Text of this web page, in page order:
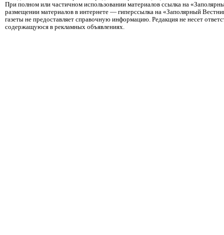
При полном или частичном использовании материалов ссылка на
размещении материалов в интернете — гиперссылка на «Заполярный
газеты не предоставляет справочную информацию. Редакция не несет
содержащуюся в рекламных объявлениях.